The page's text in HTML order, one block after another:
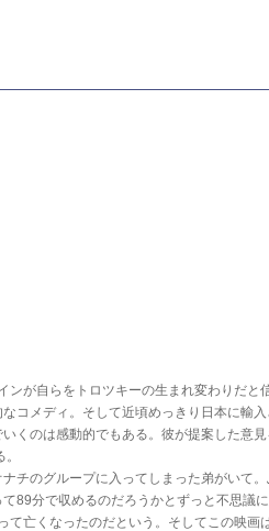
が自らをトロツキーの生まれ変わりだ
コメディ。そして近頃めっきり日本に輸
くのは感動的でもある。彼が提案した意
チのグループに入ってしまった弟がいて
89分で収めるのだろうかとずっと不思議
亡くなったのだという。そしてこの映